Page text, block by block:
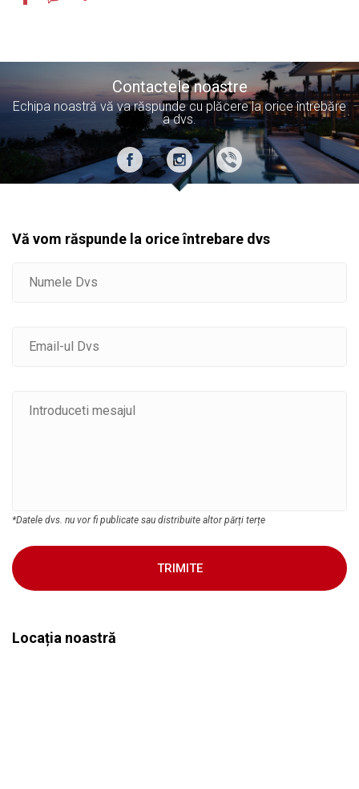
Contactele noastre
Echipa noastră vă va răspunde cu plăcere la orice întrebăre
a dvs.
Vă vom răspunde la orice întrebare dvs
*Datele dvs. nu vor fi publicate sau distribuite altor părți terțe
TRIMITE
Locația noastră